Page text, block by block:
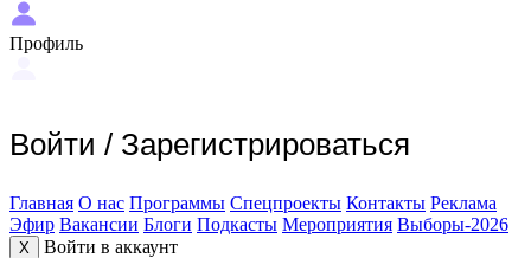
Профиль
Войти / Зарегистрироваться
Главная О нас Программы Спецпроекты Контакты Реклама
Эфир Вакансии Блоги Подкасты Мероприятия Выборы-2026
X
Войти в аккаунт